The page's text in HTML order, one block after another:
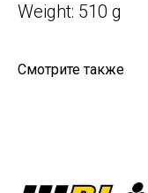
Weight: 510 g
Смотрите также